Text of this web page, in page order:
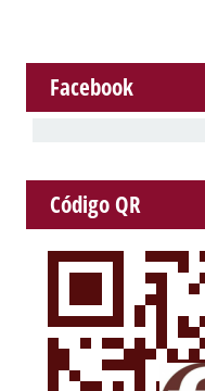
Facebook
Código QR